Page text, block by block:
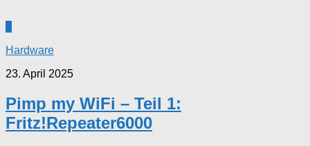
Hardware
23. April 2025
Pimp my WiFi – Teil 1:
Fritz!Repeater6000